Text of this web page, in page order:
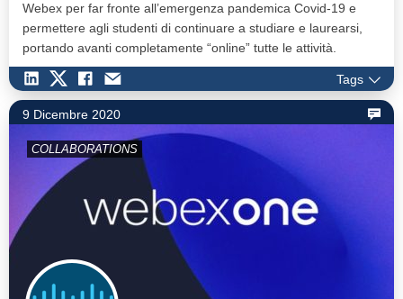
Webex per far fronte all’emergenza pandemica Covid-19 e
permettere agli studenti di continuare a studiare e laurearsi,
portando avanti completamente “online” tutte le attività.
Tags
9 Dicembre 2020
COLLABORATIONS